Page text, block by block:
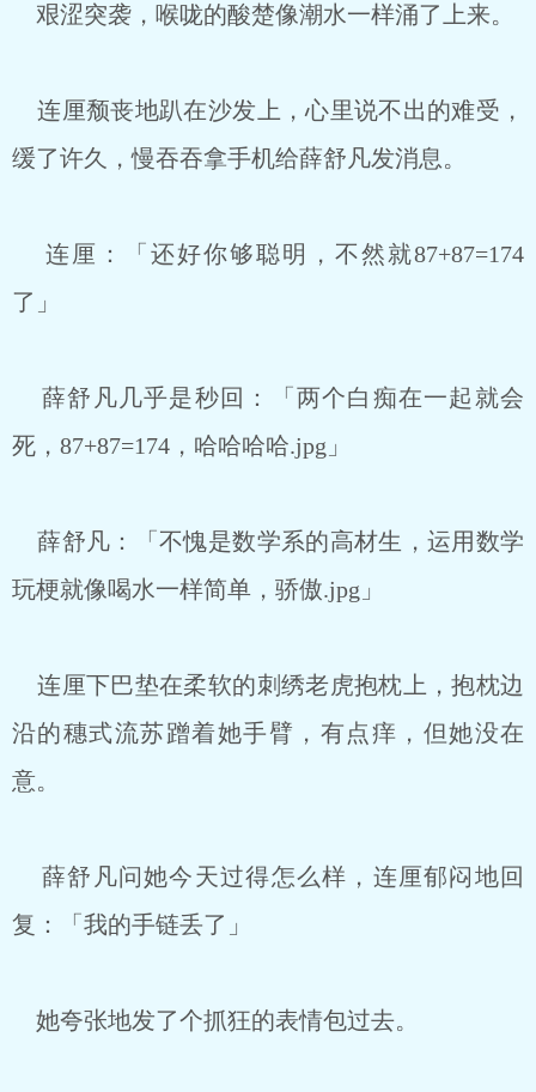
艰涩突袭，喉咙的酸楚像潮水一样涌了上来。
连厘颓丧地趴在沙发上，心里说不出的难受，
缓了许久，慢吞吞拿手机给薛舒凡发消息。
连厘：「还好你够聪明，不然就87+87=174
了」
薛舒凡几乎是秒回：「两个白痴在一起就会
死，87+87=174，哈哈哈哈.jpg」
薛舒凡：「不愧是数学系的高材生，运用数学
玩梗就像喝水一样简单，骄傲.jpg」
连厘下巴垫在柔软的刺绣老虎抱枕上，抱枕边
沿的穗式流苏蹭着她手臂，有点痒，但她没在
意。
薛舒凡问她今天过得怎么样，连厘郁闷地回
复：「我的手链丢了」
她夸张地发了个抓狂的表情包过去。